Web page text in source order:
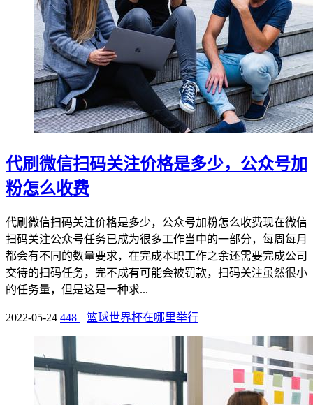
代刷微信扫码关注价格是多少，公众号加
粉怎么收费
代刷微信扫码关注价格是多少，公众号加粉怎么收费现在微信
扫码关注公众号任务已成为很多工作当中的一部分，每周每月
都会有不同的数量要求，在完成本职工作之余还需要完成公司
交待的扫码任务，完不成有可能会被罚款，扫码关注虽然很小
的任务量，但是这是一种求...
2022-05-24 448 篮球世界杯在哪里举行